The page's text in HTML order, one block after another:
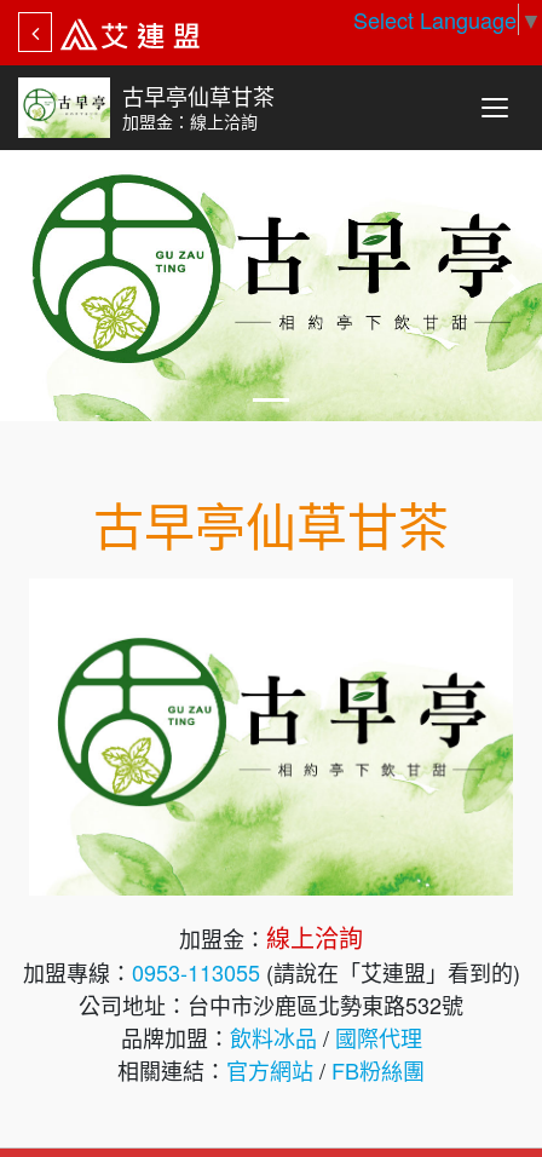
Select Language ▼
古早亭仙草甘茶
加盟金：線上洽詢
古早亭仙草甘茶
加盟金： 線上洽詢
加盟專線： 0953-113055(請說在「艾連盟」看到的)
公司地址：台中市沙鹿區北勢東路532號
品牌加盟： 飲料冰品 / 國際代理
相關連結： 官方網站/ FB粉絲團